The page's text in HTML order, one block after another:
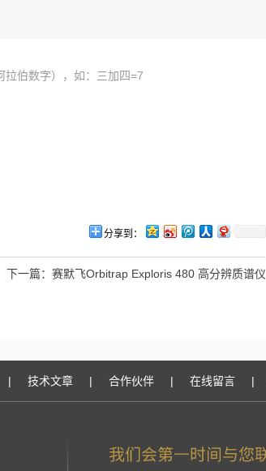
拉伯数字），如：三加四=7
分享到：
下一篇： 赛默飞Orbitrap Exploris 480 高分辨质谱仪
| 技术文章 | 合作伙伴 | 在线留言 |